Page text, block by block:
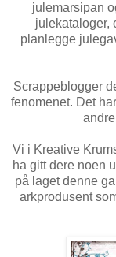
julemarsipan
julekataloger,
planlegge
Scrappeblogger
fenomenet. Det
Vi i Kreative
ha gitt dere noen
på laget denne
arkprodusent